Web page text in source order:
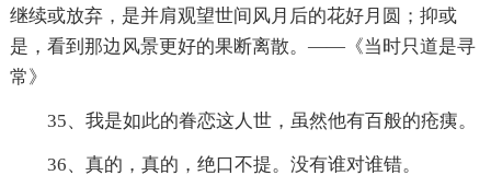
继续或放弃，是并肩观望世间风月后的花好月圆；抑或
是，看到那边风景更好的果断离散。——《当时只道是寻
常》
35、我是如此的眷恋这人世，虽然他有百般的疮痍。
36、真的，真的，绝口不提。没有谁对谁错。